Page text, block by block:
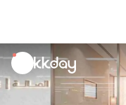
unread
notifications